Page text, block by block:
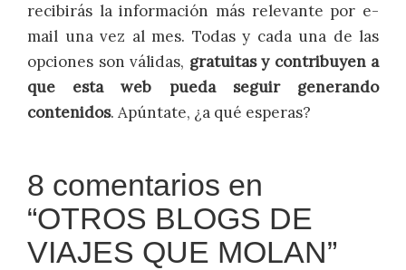
recibirás la información más relevante por e-
mail una vez al mes. Todas y cada una de las
opciones son válidas, gratuitas y contribuyen a
que esta web pueda seguir generando
contenidos. Apúntate, ¿a qué esperas?
8 comentarios en
“OTROS BLOGS DE
VIAJES QUE MOLAN”